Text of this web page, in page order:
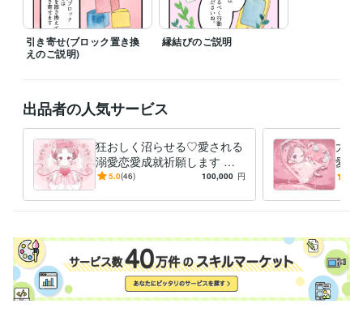
ライフスタイル・その他 / 占い師 経験年数 : 11年
職歴
占い師 2002年2月 ~ 現在
受賞歴
得意分野
占い タロット　オラクルカード
占い 縁結び
ヒーリング 恋愛 復縁 運勢 縁結び
タロット
エネルギーワーク
学歴
語学力
英語 日常会話レベル
引き寄せ(ブロック置き換
えのご説明)
縁結びのご説明
出品者の人気サービス
狂おしく沼らせる♡愛される
溺愛恋愛成就祈願します 音
信不通、ブロック等、障害が
ます♡
5.0(46) 100,000 円
大好
愛ヒ
縁結
施